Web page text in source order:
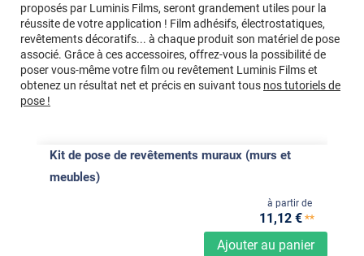
proposés par Luminis Films, seront grandement utiles pour la
réussite de votre application ! Film adhésifs, électrostatiques,
revêtements décoratifs... à chaque produit son matériel de pose
associé. Grâce à ces accessoires, offrez-vous la possibilité de
poser vous-même votre film ou revêtement Luminis Films et
obtenez un résultat net et précis en suivant tous nos tutoriels de
pose !
Kit de pose de revêtements muraux (murs et
meubles)
Ajouter au panier
à partir de
11 ,12 €**